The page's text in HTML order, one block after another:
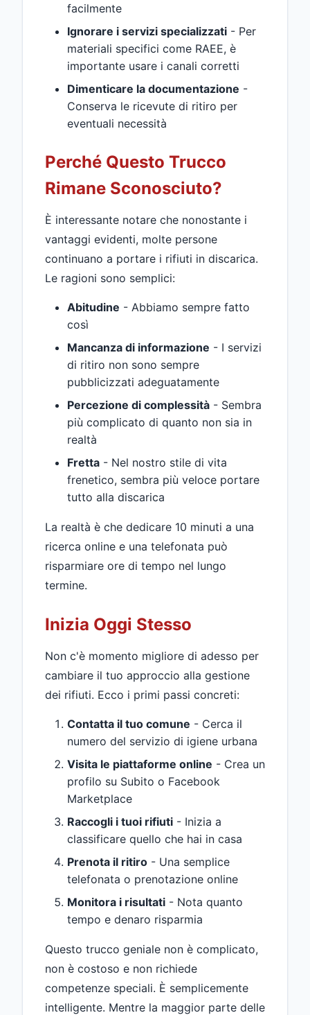
facilmente
Ignorare i servizi specializzati - Per
materiali specifici come RAEE, è
importante usare i canali corretti
Dimenticare la documentazione -
Conserva le ricevute di ritiro per
eventuali necessità
Perché Questo Trucco
Rimane Sconosciuto?
È interessante notare che nonostante i
vantaggi evidenti, molte persone
continuano a portare i rifiuti in discarica.
Le ragioni sono semplici:
Abitudine - Abbiamo sempre fatto
così
Mancanza di informazione - I servizi
di ritiro non sono sempre
pubblicizzati adeguatamente
Percezione di complessità - Sembra
più complicato di quanto non sia in
realtà
Fretta - Nel nostro stile di vita
frenetico, sembra più veloce portare
tutto alla discarica
La realtà è che dedicare 10 minuti a una
ricerca online e una telefonata può
risparmiare ore di tempo nel lungo
termine.
Inizia Oggi Stesso
Non c'è momento migliore di adesso per
cambiare il tuo approccio alla gestione
dei rifiuti. Ecco i primi passi concreti:
Contatta il tuo comune - Cerca il
numero del servizio di igiene urbana
Visita le piattaforme online - Crea un
profilo su Subito o Facebook
Marketplace
Raccogli i tuoi rifiuti - Inizia a
classificare quello che hai in casa
Prenota il ritiro - Una semplice
telefonata o prenotazione online
Monitora i risultati - Nota quanto
tempo e denaro risparmia
Questo trucco geniale non è complicato,
non è costoso e non richiede
competenze speciali. È semplicemente
intelligente. Mentre la maggior parte delle